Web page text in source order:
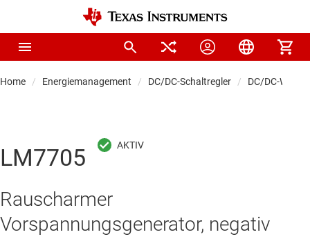
Home Energiemanagement DC/DC-Schaltregler DC/DC-
LM7705
Rauscharmer
Vorspannungsgenerator, negativ